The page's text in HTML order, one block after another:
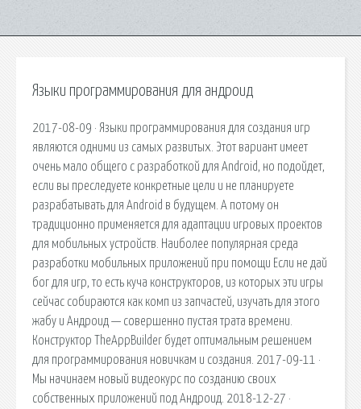
Языки программирования для андроид
2017-08-09 · Языки программирования для создания игр
являются одними из самых развитых. Этот вариант имеет
очень мало общего с разработкой для Android, но подойдет,
если вы преследуете конкретные цели и не планируете
разрабатывать для Android в будущем. А потому он
традиционно применяется для адаптации игровых проектов
для мобильных устройств. Наиболее популярная среда
разработки мобильных приложений при помощи Если не дай
бог для игр, то есть куча конструкторов, из которых эти игры
сейчас собираются как комп из запчастей, изучать для этого
жабу и Андроид — совершенно пустая трата времени.
Конструктор TheAppBuilder будет оптимальным решением
для программирования новичкам и создания. 2017-09-11 ·
Мы начинаем новый видеокурс по созданию своих
собственных приложений под Андроид. 2018-12-27 ·